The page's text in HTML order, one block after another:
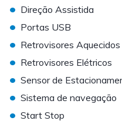
• Direção Assistida
• Portas USB
• Retrovisores Aquecidos
• Retrovisores Elétricos
• Sensor de
• Sistema de navegação
• Start Stop